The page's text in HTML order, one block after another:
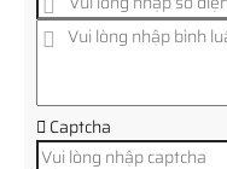
Captcha